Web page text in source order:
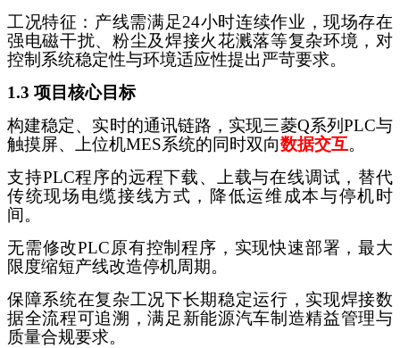
工况特征：产线需满足24小时连续作业，现场存在
强电磁干扰、粉尘及焊接火花溅落等复杂环境，对
控制系统稳定性与环境适应性提出严苛要求。
1.3 项目核心目标
构建稳定、实时的通讯链路，实现三菱Q系列PLC与
触摸屏、上位机MES系统的同时双向数据交互。
支持PLC程序的远程下载、上载与在线调试，替代
传统现场电缆接线方式，降低运维成本与停机时
间。
无需修改PLC原有控制程序，实现快速部署，最大
限度缩短产线改造停机周期。
保障系统在复杂工况下长期稳定运行，实现焊接数
据全流程可追溯，满足新能源汽车制造精益管理与
质量合规要求。